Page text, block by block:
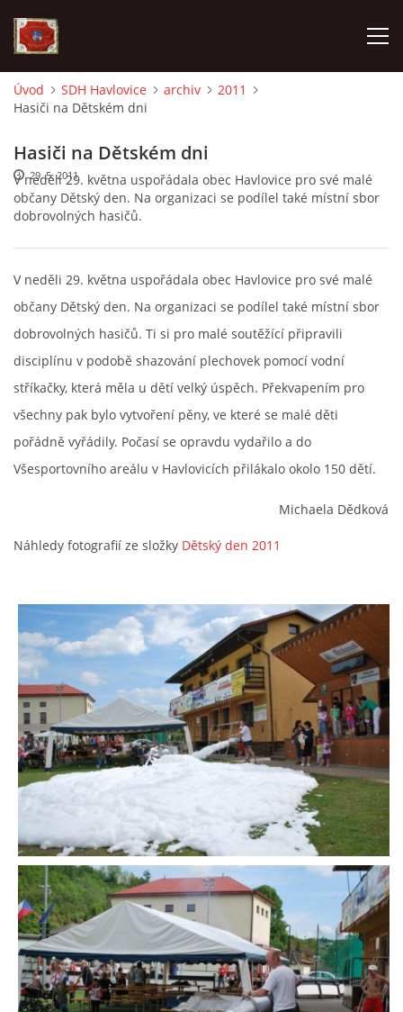
AKTUALITY
SDH HAVLOVICE
VÝJEZDOVÁ JEDNOTKA
KROUŽEK MLADÝCH HASIČŮ
OHLÁŠENÍ PÁLENÍ
KONTAKT
PROJEKT DOPRAVNÍ AUTOMOBIL
SH ČMS - Sbor dobrovolných hasičů Havlovice
IČ: 65715764
hasici.havlovice@seznam.cz
© 2026 eStránky.cz |WebSlice |Tisk|Aktualizováno: 14. 6. 2026|
Nahoru ↑
Úvod SDH Havlovice archiv
2011
Hasiči na Dětském dni
Hasiči na Dětském dni
V neděli 29. května uspořádala obec Havlovice pro své malé
občany Dětský den. Na organizaci se podílel také místní sbor
dobrovolných hasičů.
29. 5. 2011
V neděli 29. května uspořádala obec Havlovice pro své malé
občany Dětský den. Na organizaci se podílel také místní sbor
dobrovolných hasičů. Ti si pro malé soutěžící připravili
disciplínu v podobě shazování plechovek pomocí vodní
stříkačky, která měla u dětí velký úspěch. Překvapením pro
všechny pak bylo vytvoření pěny, ve které se malé děti
pořádně vyřádily. Počasí se opravdu vydařilo a do
Všesportovního areálu v Havlovicích přilákalo okolo 150 dětí.
Michaela Dědková
Náhledy fotografií ze složky Dětský den 2011